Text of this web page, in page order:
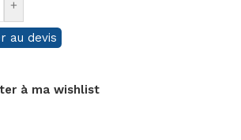
+
au devis
à ma wishlist